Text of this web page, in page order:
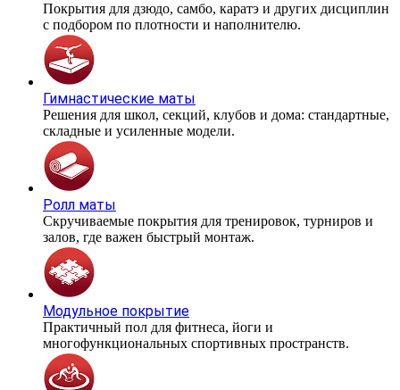
Покрытия для дзюдо, самбо, каратэ и других дисциплин
с подбором по плотности и наполнителю.
Гимнастические маты
Решения для школ, секций, клубов и дома: стандартные,
складные и усиленные модели.
Ролл маты
Скручиваемые покрытия для тренировок, турниров и
залов, где важен быстрый монтаж.
Модульное покрытие
Практичный пол для фитнеса, йоги и
многофункциональных спортивных пространств.